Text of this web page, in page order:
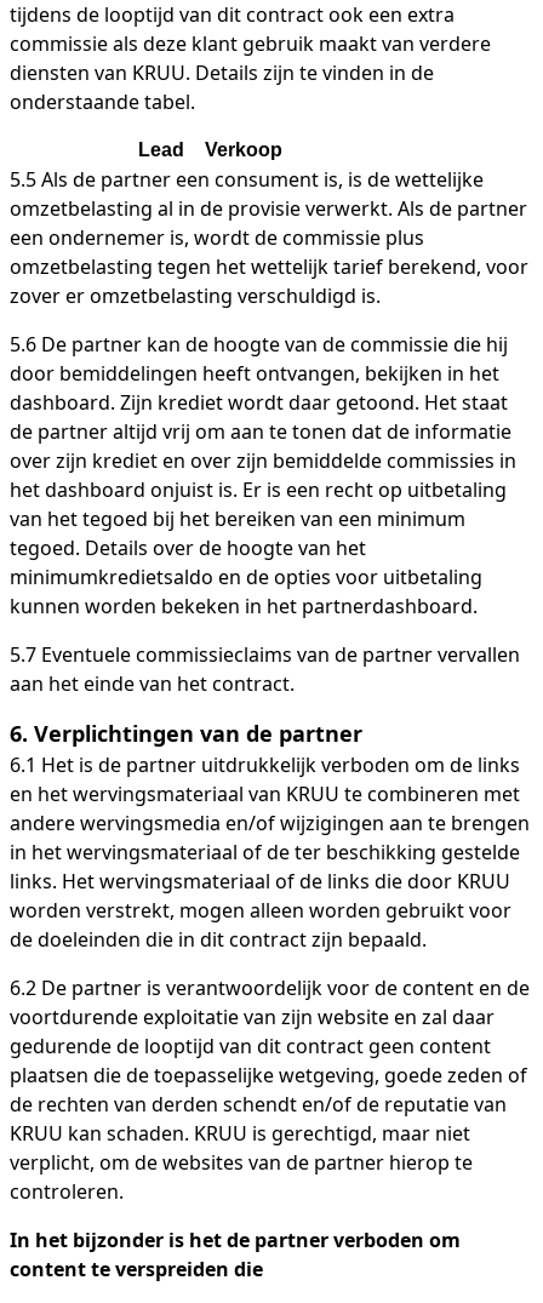
tijdens de looptijd van dit contract ook een extra
commissie als deze klant gebruik maakt van verdere
diensten van KRUU. Details zijn te vinden in de
onderstaande tabel.
Lead Verkoop
5.5 Als de partner een consument is, is de wettelijke
omzetbelasting al in de provisie verwerkt. Als de partner
een ondernemer is, wordt de commissie plus
omzetbelasting tegen het wettelijk tarief berekend, voor
zover er omzetbelasting verschuldigd is.
5.6 De partner kan de hoogte van de commissie die hij
door bemiddelingen heeft ontvangen, bekijken in het
dashboard. Zijn krediet wordt daar getoond. Het staat
de partner altijd vrij om aan te tonen dat de informatie
over zijn krediet en over zijn bemiddelde commissies in
het dashboard onjuist is. Er is een recht op uitbetaling
van het tegoed bij het bereiken van een minimum
tegoed. Details over de hoogte van het
minimumkredietsaldo en de opties voor uitbetaling
kunnen worden bekeken in het partnerdashboard.
5.7 Eventuele commissieclaims van de partner vervallen
aan het einde van het contract.
6. Verplichtingen van de partner
6.1 Het is de partner uitdrukkelijk verboden om de links
en het wervingsmateriaal van KRUU te combineren met
andere wervingsmedia en/of wijzigingen aan te brengen
in het wervingsmateriaal of de ter beschikking gestelde
links. Het wervingsmateriaal of de links die door KRUU
worden verstrekt, mogen alleen worden gebruikt voor
de doeleinden die in dit contract zijn bepaald.
6.2 De partner is verantwoordelijk voor de content en de
voortdurende exploitatie van zijn website en zal daar
gedurende de looptijd van dit contract geen content
plaatsen die de toepasselijke wetgeving, goede zeden of
de rechten van derden schendt en/of de reputatie van
KRUU kan schaden. KRUU is gerechtigd, maar niet
verplicht, om de websites van de partner hierop te
controleren.
In het bijzonder is het de partner verboden om
content te verspreiden die